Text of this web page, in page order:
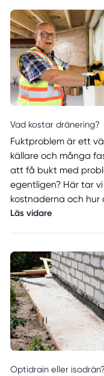
Vad kostar dränering?
Fuktproblem är ett
källare och många
att få bukt med
egentligen? Här tar
kostnaderna och hur
Läs vidare
Optidrain eller isodrän?